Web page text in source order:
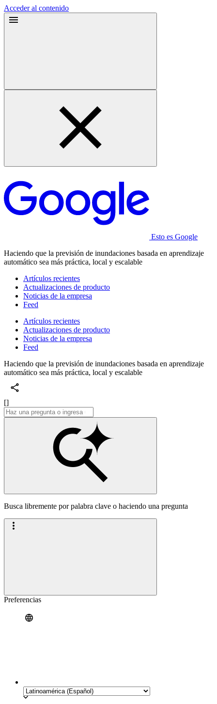
Acceder al contenido
Esto es Google
Haciendo que la previsión de inundaciones basada en aprendizaje
automático sea más práctica, local y escalable
Artículos recientes
Actualizaciones de producto
Noticias de la empresa
Feed
Artículos recientes
Actualizaciones de producto
Noticias de la empresa
Feed
Haciendo que la previsión de inundaciones basada en aprendizaje
automático sea más práctica, local y escalable
[]
Busca libremente por palabra clave o haciendo una pregunta
Preferencias